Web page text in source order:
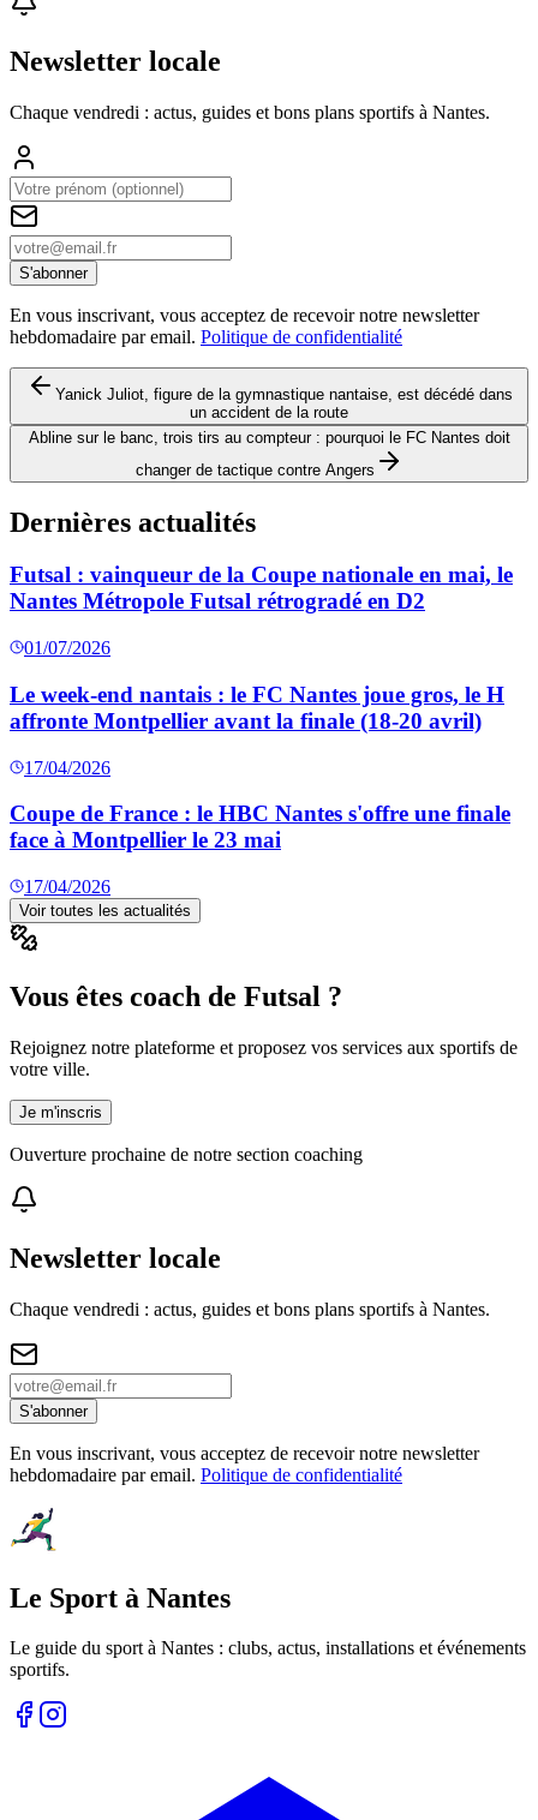
Newsletter locale
Chaque vendredi : actus, guides et bons plans sportifs à Nantes.
S'abonner
En vous inscrivant, vous acceptez de recevoir notre newsletter
hebdomadaire par email. Politique de confidentialité
Yanick Juliot, figure de la gymnastique nantaise, est décédé dans
un accident de la route
Abline sur le banc, trois tirs au compteur : pourquoi le FC Nantes doit
changer de tactique contre Angers
Dernières actualités
Futsal : vainqueur de la Coupe nationale en mai, le
Nantes Métropole Futsal rétrogradé en D2
01/07/2026
Le week-end nantais : le FC Nantes joue gros, le H
affronte Montpellier avant la finale (18-20 avril)
17/04/2026
Coupe de France : le HBC Nantes s'offre une finale
face à Montpellier le 23 mai
17/04/2026
Voir toutes les actualités
Vous êtes coach de Futsal ?
Rejoignez notre plateforme et proposez vos services aux sportifs de
votre ville.
Je m'inscris
Ouverture prochaine de notre section coaching
Newsletter locale
Chaque vendredi : actus, guides et bons plans sportifs à Nantes.
S'abonner
En vous inscrivant, vous acceptez de recevoir notre newsletter
hebdomadaire par email. Politique de confidentialité
Le Sport à Nantes
Le guide du sport à Nantes : clubs, actus, installations et événements
sportifs.